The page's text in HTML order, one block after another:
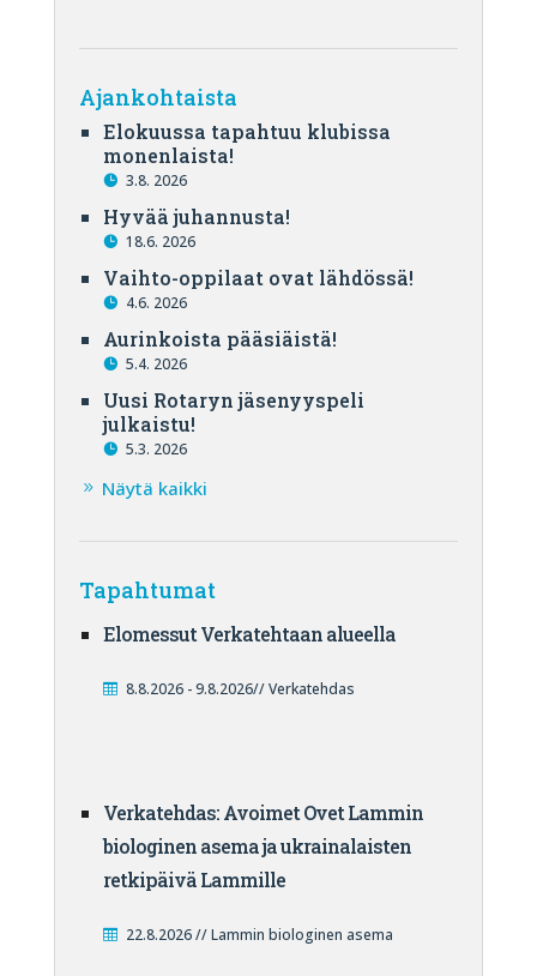
Ajankohtaista
Elokuussa tapahtuu klubissa
monenlaista!
3.8. 2026
Hyvää juhannusta!
18.6. 2026
Vaihto-oppilaat ovat lähdössä!
4.6. 2026
Aurinkoista pääsiäistä!
5.4. 2026
Uusi Rotaryn jäsenyyspeli
julkaistu!
5.3. 2026
Näytä kaikki
Tapahtumat
Elomessut Verkatehtaan alueella
8.8.2026 - 9.8.2026// Verkatehdas
Verkatehdas: Avoimet Ovet Lammin
biologinen asema ja ukrainalaisten
retkipäivä Lammille
22.8.2026 // Lammin biologinen asema